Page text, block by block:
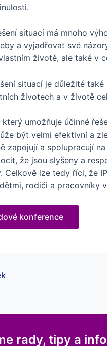
situací má mnoho
a vyjadřovat své
životě, ale také v
situací je důležité
životech a v životě
který umožňuje účinné
být velmi efektivní a
zapojují a spolupracují
že jsou slyšeny a
Celkově lze tedy říci, že
rodiči a pracovníky
konference
rady, tipy a